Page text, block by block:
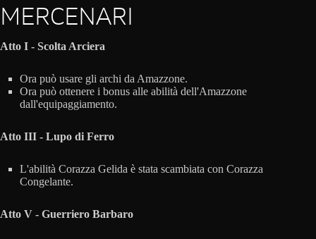
MERCENARI
Atto I - Scolta Arciera
Ora può usare gli archi da Amazzone.
Ora può ottenere i bonus alle abilità dell'Amazzone
dall'equipaggiamento.
Atto III - Lupo di Ferro
L'abilità Corazza Gelida è stata scambiata con Corazza
Congelante.
Atto V - Guerriero Barbaro